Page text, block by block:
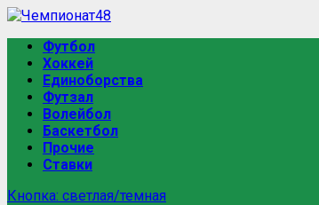
Футбол
Хоккей
Единоборства
Футзал
Волейбол
Баскетбол
Прочие
Ставки
Кнопка: светлая/темная